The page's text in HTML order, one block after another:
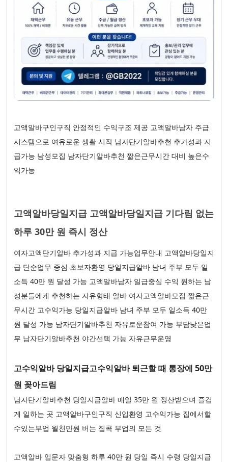
고액알바구인구직 안정적인 수익구조 제공 고액알바남자 주급
시스템으로 여유로운 생활 시작 남자단기알바추천 추가성과 지
급가능 남성모집 남자단기알바추천 짧은근무시간 대비 높은수
익가능
고액알바당일지급 고액알바당일지급 기다림 없는
하루 30만 원 즉시 정산
여자고액단기알바 추가성과 지급 가능업무안내 고액알바당일지
급 단순업무 중심 초보자환영 당일지급알바 남녀 주부 모두 일
소득 40만 원 달성 가능 고액알바남자 일급중심 수익 원하는 남
성분들에게 추천하는 자유형태 알바 여자고액알바모집 짧은근
무시간 고수익가능 당일지급알바 남녀 주부 모두 일소득 40만
원 달성 가능 남자단기알바추천 자유로운참여 가능 부담낮은업
무 남자단기알바추천 야간선택 가능 자유근무운영
고수익알바 당일지급고수익알바 퇴근할 때 통장에 50만
원 꽂아드림
남자단기알바추천 당일지급알바 매일 35만 원 정산받으며 즐겁
게 일하는 곳 고액알바구인구직 신입환영 고수익가능 집에서할
수있는부업 월천만원 버는 집콕 부업의 모든 것
고액알바 입문자 맞춤형 하루 40만 원 당일 즉시 수령 당일지급